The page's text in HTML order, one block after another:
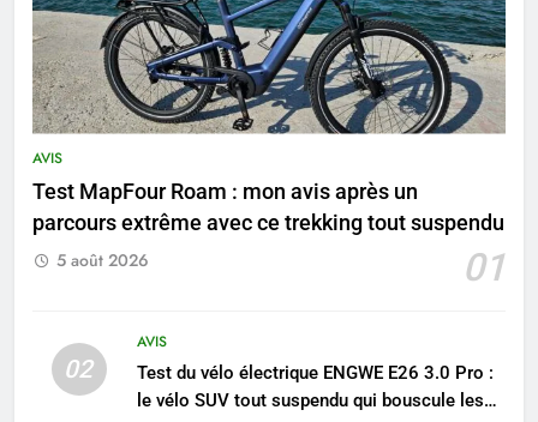
AVIS
Test MapFour Roam : mon avis après un
parcours extrême avec ce trekking tout suspendu
01
5 août 2026
02
AVIS
Test du vélo électrique ENGWE E26 3.0 Pro :
le vélo SUV tout suspendu qui bouscule les